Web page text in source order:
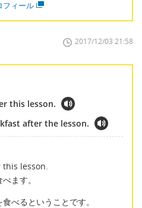
フィール
2017/12/03 21:58
this lesson.
after the lesson.
lesson.
ます。
べるということです。